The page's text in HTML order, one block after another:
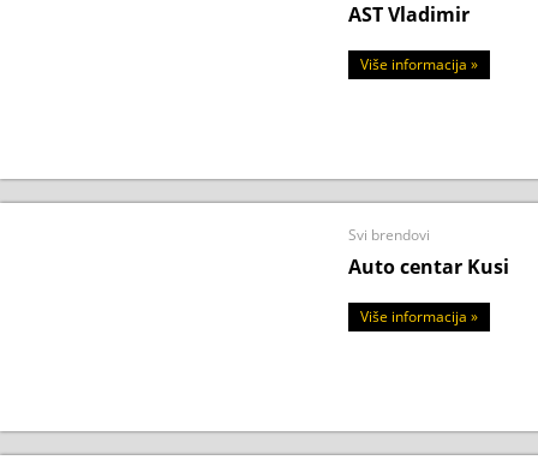
AST Vladimir
Više informacija »
Svi brendovi
Auto centar Kusi
Više informacija »